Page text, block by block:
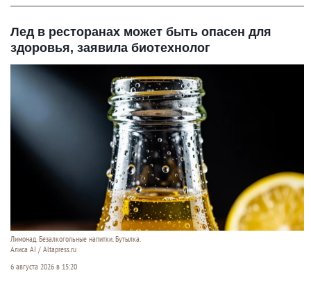
Лед в ресторанах может быть опасен для
здоровья, заявила биотехнолог
Лимонад. Безалкогольные напитки. Бутылка.
Алиса AI / Altapress.ru
6 августа 2026 в 15:20